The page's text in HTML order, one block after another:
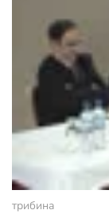
трибинa